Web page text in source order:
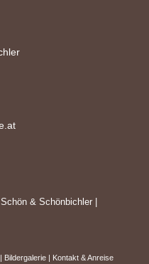
.at
& Schönbichler |
| Bildergalerie | Kontakt & Anreise